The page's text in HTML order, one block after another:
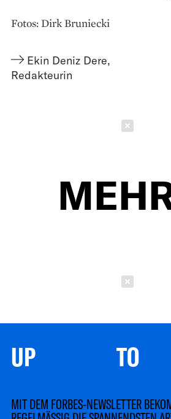
Fotos: Dirk Bruniecki
Ekin Deniz Dere,
Redakteurin
UP TO
MIT DEM FORBES-NEWSLETTER